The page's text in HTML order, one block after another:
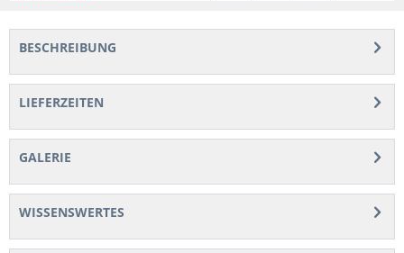
BESCHREIBUNG
LIEFERZEITEN
GALERIE
WISSENSWERTES